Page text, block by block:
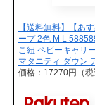
【送料無料】【あ
ープ 2色 M L
こ紐 ベビーキャリ
マタニティ ダウン
価格：17270円（